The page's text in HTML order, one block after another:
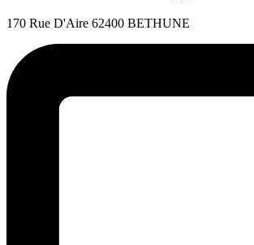
170 Rue D'Aire 62400 BETHUNE